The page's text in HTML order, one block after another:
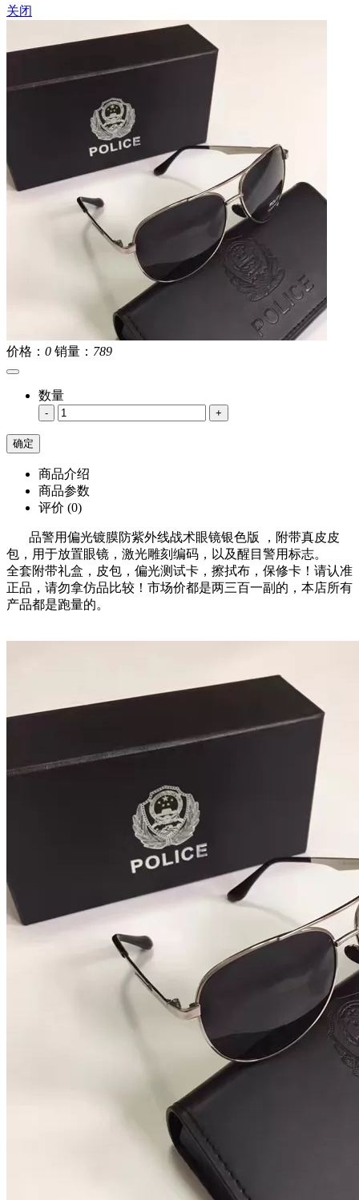
关闭
价格： 0 销量： 789
数量
- +
商品介绍
商品参数
评价 (0)
品警用偏光镀膜防紫外线战术眼镜银色版 ，附带真皮皮
包，用于放置眼镜，激光雕刻编码，以及醒目警用标志。
全套附带礼盒，皮包，偏光测试卡，擦拭布，保修卡！请认准
正品，请勿拿仿品比较！市场价都是两三百一副的，本店所有
产品都是跑量的。